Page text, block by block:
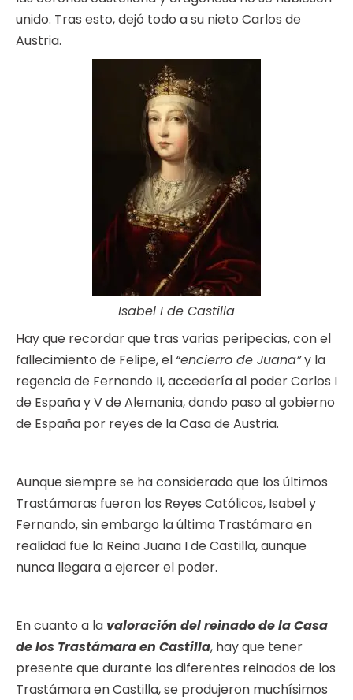
unido. Tras esto, dejó todo a su nieto Carlos de
Austria.
Isabel I de Castilla
Hay que recordar que tras varias peripecias, con el
fallecimiento de Felipe, el “encierro de Juana”y la
regencia de Fernando II, accedería al poder Carlos I
de España y V de Alemania, dando paso al gobierno
de España por reyes de la Casa de Austria.
Aunque siempre se ha considerado que los últimos
Trastámaras fueron los Reyes Católicos, Isabel y
Fernando, sin embargo la última Trastámara en
realidad fue la Reina Juana I de Castilla, aunque
nunca llegara a ejercer el poder.
En cuanto a la valoración del reinado de la Casa
de los Trastámara en Castilla, hay que tener
presente que durante los diferentes reinados de los
Trastámara en Castilla, se produjeron muchísimos